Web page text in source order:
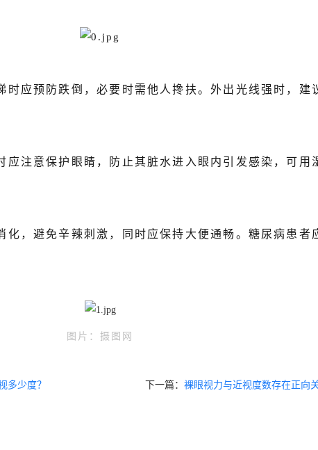
应预防跌倒，必要时需他人搀扶。外出光线强时，建
注意保护眼睛，防止其脏水进入眼内引发感染，可用
，避免辛辣刺激，同时应保持大便通畅。糖尿病患者
图片：摄图网
多少度？ 下一篇：裸眼视力与近视度数存在正向